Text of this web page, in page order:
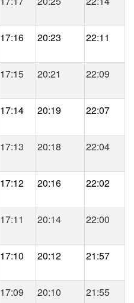
17:16 20:23 22:11
17:15 20:21 22:09
17:14 20:19 22:07
17:13 20:18 22:04
17:12 20:16 22:02
17:11 20:14 22:00
17:10 20:12 21:57
17:09 20:10 21:55